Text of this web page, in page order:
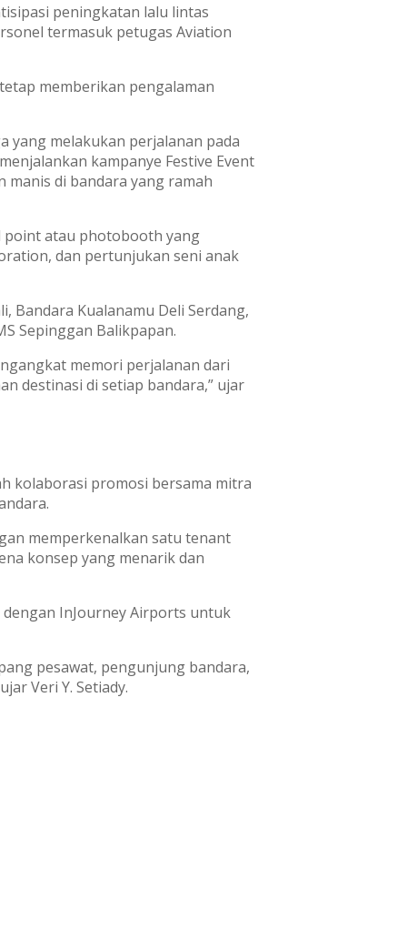
peningkatan lalu lintas
termasuk petugas Aviation
memberikan pengalaman
yang melakukan perjalanan pada
kampanye Festive Event
di bandara yang ramah
point atau photobooth yang
dan pertunjukan seni anak
Bandara Kualanamu Deli Serdang,
Sepinggan Balikpapan.
memori perjalanan dari
destinasi di setiap bandara,” ujar
kolaborasi promosi bersama mitra
memperkenalkan satu tenant
konsep yang menarik dan
InJourney Airports untuk
pesawat, pengunjung bandara,
Veri Y. Setiady.